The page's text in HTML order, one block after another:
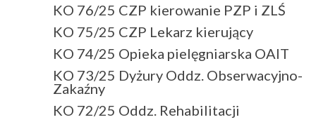
KO 76/25 CZP kierowanie PZP i ZLŚ
KO 75/25 CZP Lekarz kierujący
KO 74/25 Opieka pielęgniarska OAIT
KO 73/25 Dyżury Oddz. Obserwacyjno-
Zakaźny
KO 72/25 Oddz. Rehabilitacji